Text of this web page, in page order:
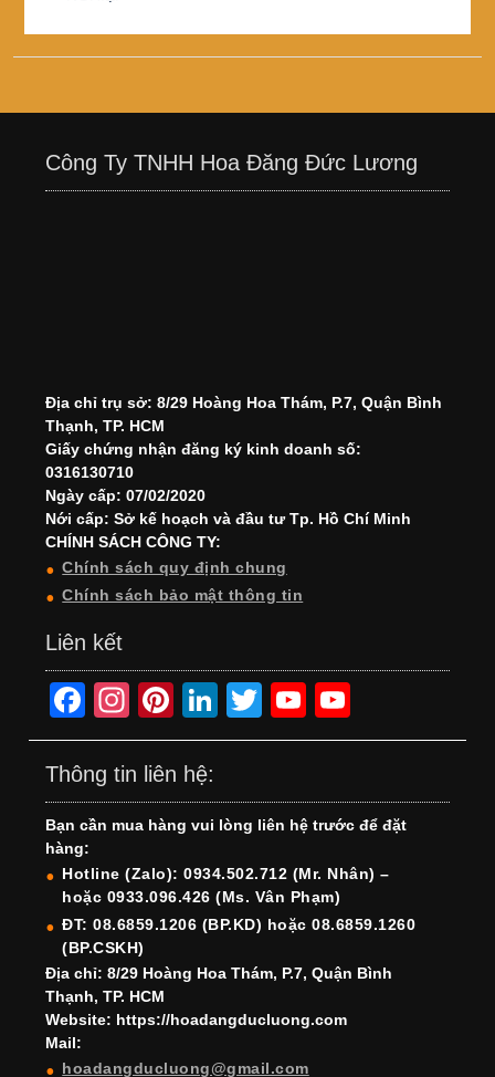
Công Ty TNHH Hoa Đăng Đức Lương
Địa chỉ trụ sở: 8/29 Hoàng Hoa Thám, P.7, Quận Bình
Thạnh, TP. HCM
Giấy chứng nhận đăng ký kinh doanh số:
0316130710
Ngày cấp: 07/02/2020
Nới cấp: Sở kế hoạch và đầu tư Tp. Hồ Chí Minh
CHÍNH SÁCH CÔNG TY:
Chính sách quy định chung
Chính sách bảo mật thông tin
Liên kết
F
a
c
e
b
o
o
k
In
st
a
gr
a
m
Pi
nt
er
e
st
Li
n
e
dI
n
T
wi
er
Y
o
T
u
b
e
o
T
u
b
e
h
Thông tin liên hệ:
Bạn cần mua hàng vui lòng liên hệ trước để đặt
hàng:
Hotline (Zalo): 0934.502.712 (Mr. Nhân) –
hoặc 0933.096.426 (Ms. Vân Phạm)
ĐT: 08.6859.1206 (BP.KD) hoặc 08.6859.1260
(BP.CSKH)
Địa chỉ: 8/29 Hoàng Hoa Thám, P.7, Quận Bình
Thạnh, TP. HCM
Website: https://hoadangducluong.com
Mail:
hoadangducluong@gmail.com